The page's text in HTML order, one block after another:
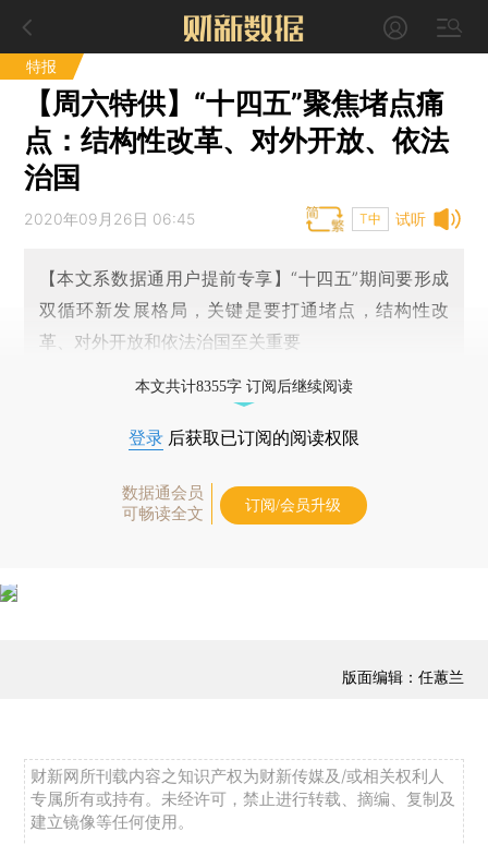
特报
【周六特供】“十四五”聚焦堵点痛
点：结构性改革、对外开放、依法
治国
试听
2020年09月26日 06:45 T中
【本文系数据通用户提前专享】“十四五”期间要形成
双循环新发展格局，关键是要打通堵点，结构性改
革、对外开放和依法治国至关重要
本文共计8355字 订阅后继续阅读
登录 后获取已订阅的阅读权限
数据通会员
可畅读全文
订阅/会员升级
版面编辑：任蕙兰
财新网所刊载内容之知识产权为财新传媒及/或相关权利人
专属所有或持有。未经许可，禁止进行转载、摘编、复制及
建立镜像等任何使用。